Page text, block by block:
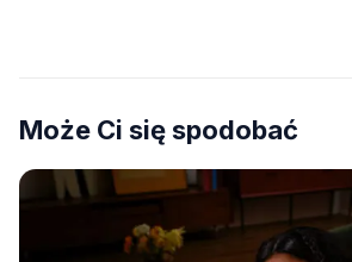
Może Ci się spodobać